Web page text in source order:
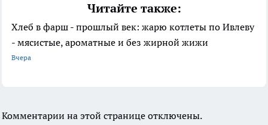
Читайте также:
Хлеб в фарш - прошлый век: жарю котлеты по Ивлеву
- мясистые, ароматные и без жирной жижи
Вчера
Комментарии на этой странице отключены.